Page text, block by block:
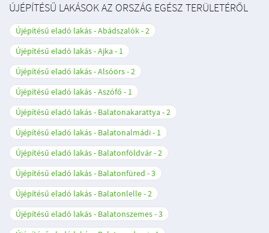
ÚJÉPÍTÉSŰ LAKÁSOK AZ ORSZÁG EGÉSZ TERÜLETÉRŐL
Újépítésű eladó lakás - Abádszalók 2
Újépítésű eladó lakás - Ajka
1
Újépítésű eladó lakás - Alsóörs 2
Újépítésű eladó lakás - Aszófő
1
Újépítésű eladó lakás - Balatonakarattya 2
Újépítésű eladó lakás - Balatonalmádi
1
Újépítésű eladó lakás - Balatonföldvár 2
Újépítésű eladó lakás - Balatonfüred
3
Újépítésű eladó lakás - Balatonlelle 2
Újépítésű eladó lakás - Balatonszemes 3